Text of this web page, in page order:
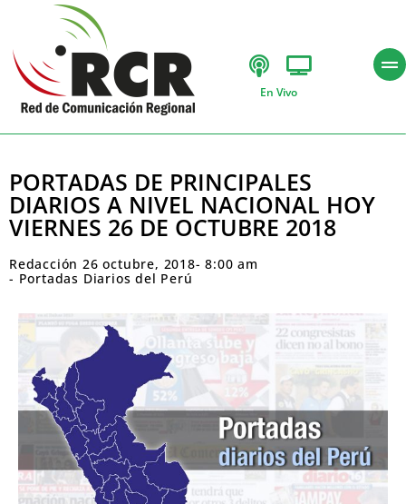
En Vivo
PORTADAS DE PRINCIPALES
DIARIOS A NIVEL NACIONAL HOY
VIERNES 26 DE OCTUBRE 2018
Redacción 26 octubre, 2018- 8:00 am
- Portadas Diarios del Perú